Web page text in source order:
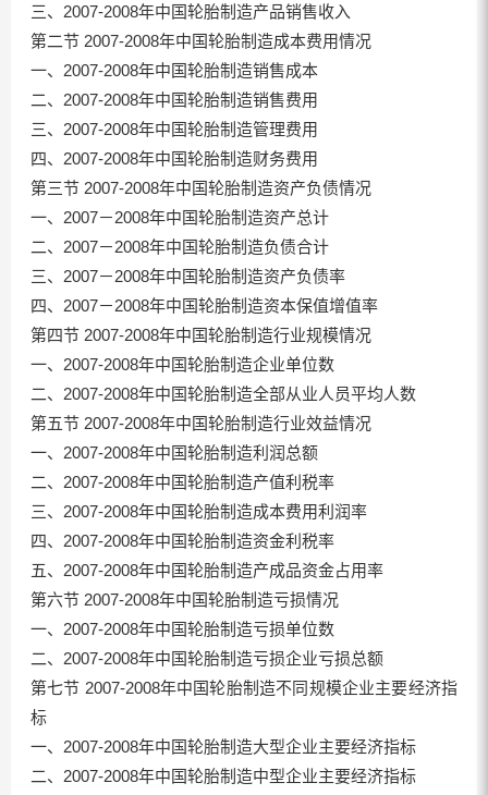
三、2007-2008年中国轮胎制造产品销售收入
第二节 2007-2008年中国轮胎制造成本费用情况
一、2007-2008年中国轮胎制造销售成本
二、2007-2008年中国轮胎制造销售费用
三、2007-2008年中国轮胎制造管理费用
四、2007-2008年中国轮胎制造财务费用
第三节 2007-2008年中国轮胎制造资产负债情况
一、2007－2008年中国轮胎制造资产总计
二、2007－2008年中国轮胎制造负债合计
三、2007－2008年中国轮胎制造资产负债率
四、2007－2008年中国轮胎制造资本保值增值率
第四节 2007-2008年中国轮胎制造行业规模情况
一、2007-2008年中国轮胎制造企业单位数
二、2007-2008年中国轮胎制造全部从业人员平均人数
第五节 2007-2008年中国轮胎制造行业效益情况
一、2007-2008年中国轮胎制造利润总额
二、2007-2008年中国轮胎制造产值利税率
三、2007-2008年中国轮胎制造成本费用利润率
四、2007-2008年中国轮胎制造资金利税率
五、2007-2008年中国轮胎制造产成品资金占用率
第六节 2007-2008年中国轮胎制造亏损情况
一、2007-2008年中国轮胎制造亏损单位数
二、2007-2008年中国轮胎制造亏损企业亏损总额
第七节 2007-2008年中国轮胎制造不同规模企业主要经济指
标
一、2007-2008年中国轮胎制造大型企业主要经济指标
二、2007-2008年中国轮胎制造中型企业主要经济指标